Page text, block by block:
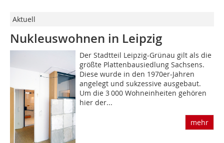
Aktuell
Nukleuswohnen in Leipzig
Der Stadtteil Leipzig-Grünau gilt als die
größte Plattenbausiedlung Sachsens.
Diese wurde in den 1970er-Jahren
angelegt und sukzessive ausgebaut.
Um die 3 000 Wohneinheiten gehören
hier der...
mehr